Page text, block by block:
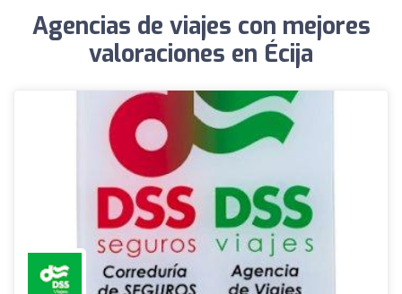
Agencias de viajes con mejores
valoraciones en Écija